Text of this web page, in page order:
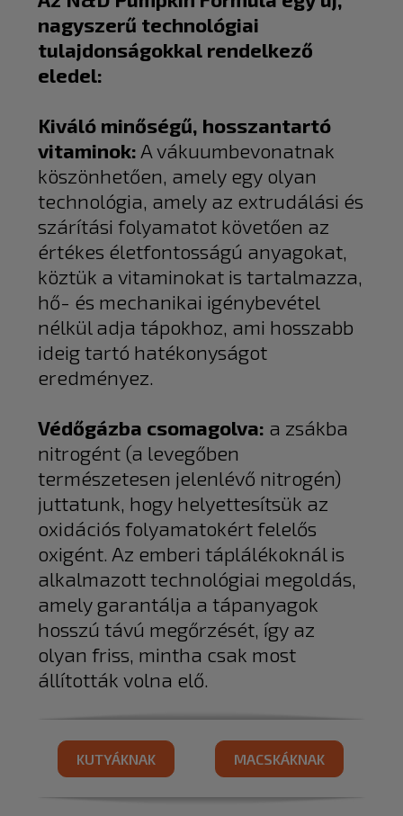
nagyszerű technológiai
tulajdonságokkal rendelkező
eledel:
Kiváló minőségű, hosszantartó
vitaminok: A vákuumbevonatnak
köszönhetően, amely egy olyan
technológia, amely az extrudálási és
szárítási folyamatot követően az
értékes életfontosságú anyagokat,
köztük a vitaminokat is tartalmazza,
hő- és mechanikai igénybevétel
nélkül adja tápokhoz, ami hosszabb
ideig tartó hatékonyságot
eredményez.
Védőgázba csomagolva: a zsákba
nitrogént (a levegőben
természetesen jelenlévő nitrogén)
juttatunk, hogy helyettesítsük az
oxidációs folyamatokért felelős
oxigént. Az emberi táplálékoknál is
alkalmazott technológiai megoldás,
amely garantálja a tápanyagok
hosszú távú megőrzését, így az
olyan friss, mintha csak most
állították volna elő.
KUTYÁKNAK MACSKÁKNAK